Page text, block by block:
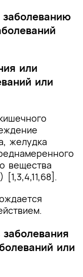
или
или
желудка
вещества
или